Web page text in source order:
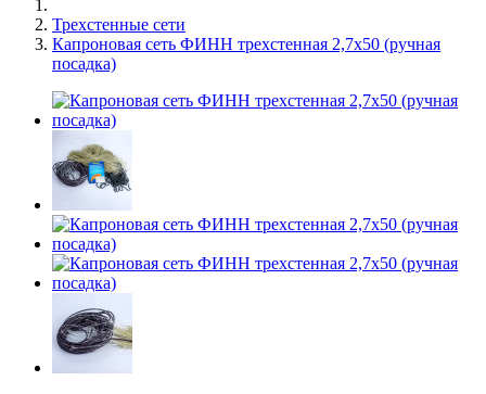
Трехстенные сети
Капроновая сеть ФИНН трехстенная 2,7х50 (ручная
посадка)